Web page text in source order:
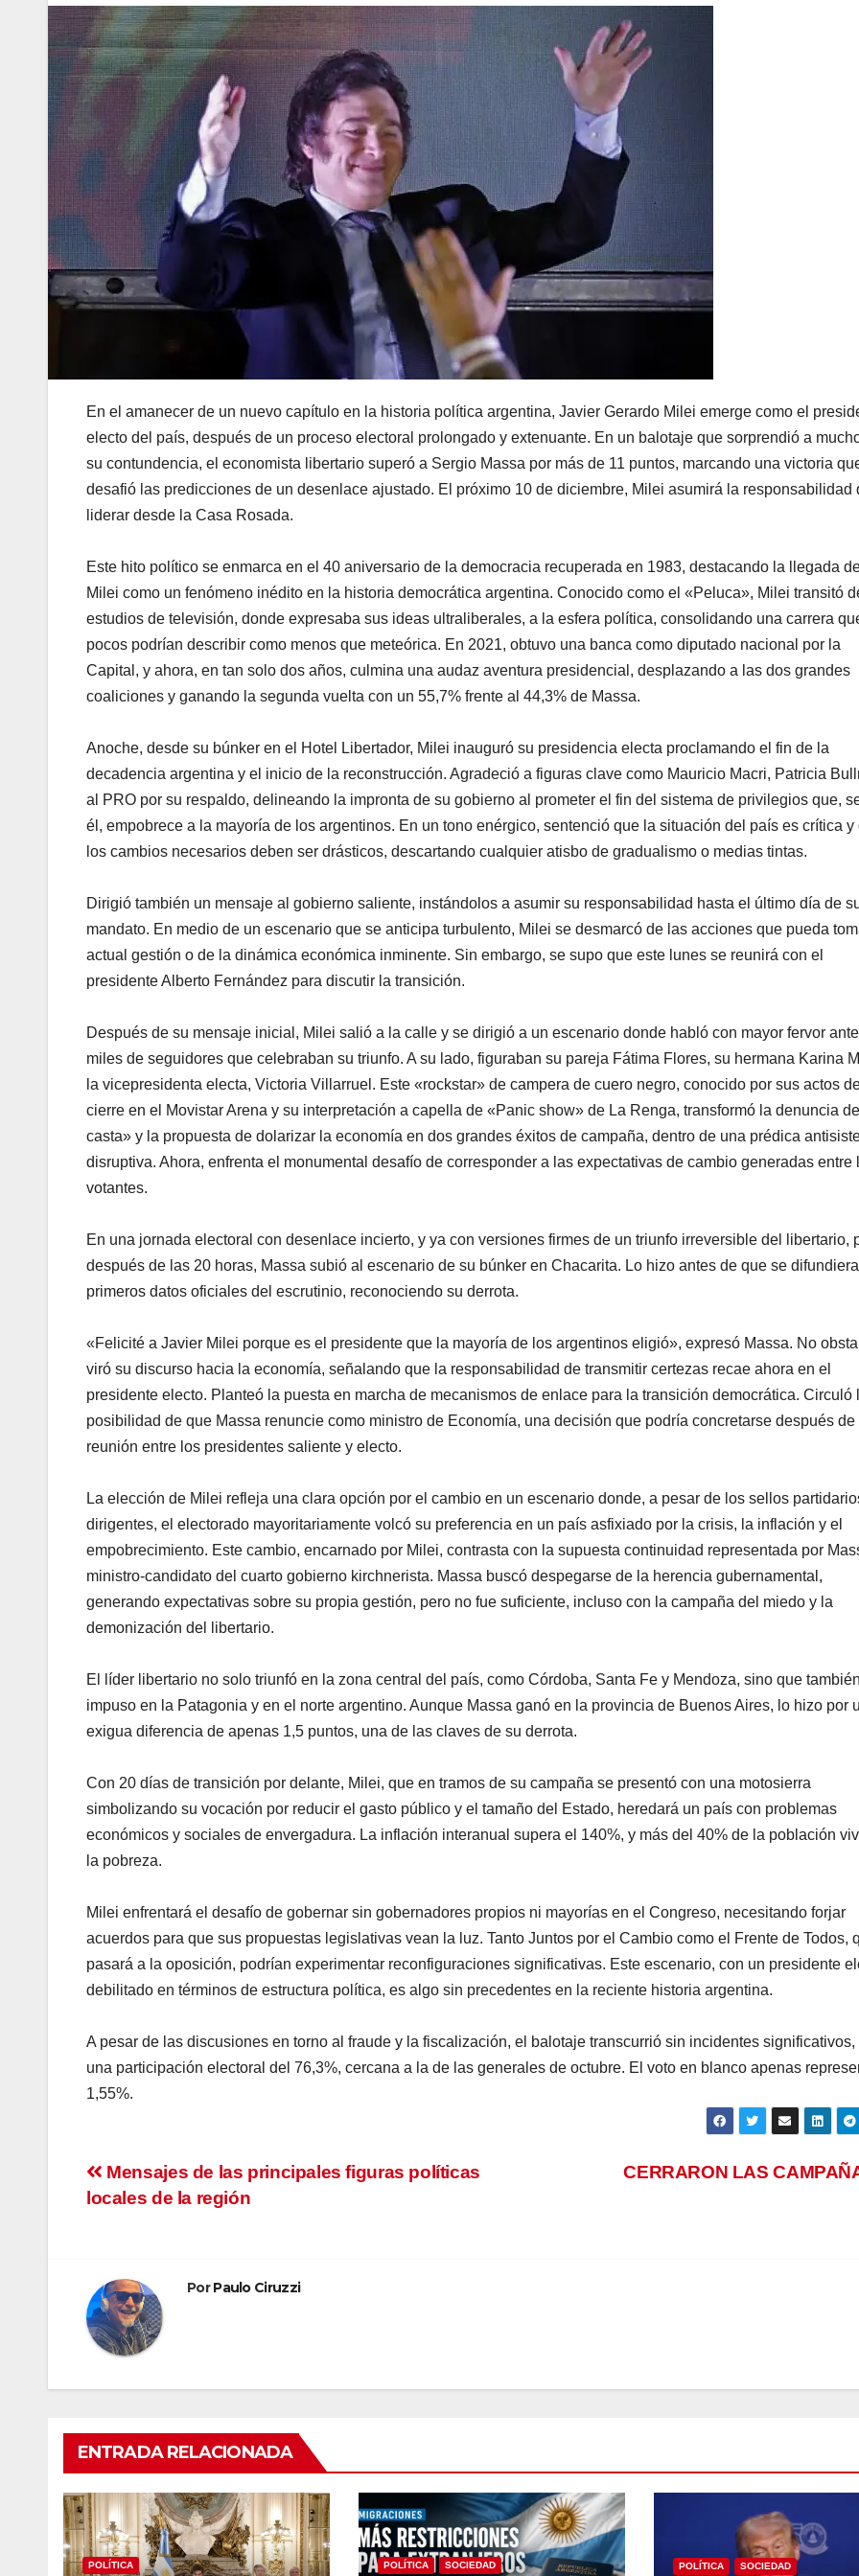
En el amanecer de un nuevo capítulo en la historia política argentina, Javier Gerardo Milei emerge como el
electo del país, después de un proceso electoral prolongado y extenuante. En un balotaje que sorprendió a
su contundencia, el economista libertario superó a Sergio Massa por más de 11 puntos, marcando una victoria
desafió las predicciones de un desenlace ajustado. El próximo 10 de diciembre, Milei asumirá la responsabilidad
liderar desde la Casa Rosada.
Este hito político se enmarca en el 40 aniversario de la democracia recuperada en 1983, destacando la llegada
Milei como un fenómeno inédito en la historia democrática argentina. Conocido como el «Peluca», Milei transitó
estudios de televisión, donde expresaba sus ideas ultraliberales, a la esfera política, consolidando una carrera
pocos podrían describir como menos que meteórica. En 2021, obtuvo una banca como diputado nacional por la
Capital, y ahora, en tan solo dos años, culmina una audaz aventura presidencial, desplazando a las dos grandes
coaliciones y ganando la segunda vuelta con un 55,7% frente al 44,3% de Massa.
Anoche, desde su búnker en el Hotel Libertador, Milei inauguró su presidencia electa proclamando el fin de la
decadencia argentina y el inicio de la reconstrucción. Agradeció a figuras clave como Mauricio Macri, Patricia
al PRO por su respaldo, delineando la impronta de su gobierno al prometer el fin del sistema de privilegios que,
él, empobrece a la mayoría de los argentinos. En un tono enérgico, sentenció que la situación del país es crítica y
los cambios necesarios deben ser drásticos, descartando cualquier atisbo de gradualismo o medias tintas.
Dirigió también un mensaje al gobierno saliente, instándolos a asumir su responsabilidad hasta el último día de
mandato. En medio de un escenario que se anticipa turbulento, Milei se desmarcó de las acciones que pueda
actual gestión o de la dinámica económica inminente. Sin embargo, se supo que este lunes se reunirá con el
presidente Alberto Fernández para discutir la transición.
Después de su mensaje inicial, Milei salió a la calle y se dirigió a un escenario donde habló con mayor fervor ante
miles de seguidores que celebraban su triunfo. A su lado, figuraban su pareja Fátima Flores, su hermana Karina
la vicepresidenta electa, Victoria Villarruel. Este «rockstar» de campera de cuero negro, conocido por sus actos
cierre en el Movistar Arena y su interpretación a capella de «Panic show» de La Renga, transformó la denuncia
casta» y la propuesta de dolarizar la economía en dos grandes éxitos de campaña, dentro de una prédica
disruptiva. Ahora, enfrenta el monumental desafío de corresponder a las expectativas de cambio generadas entre
votantes.
En una jornada electoral con desenlace incierto, y ya con versiones firmes de un triunfo irreversible del libertario,
después de las 20 horas, Massa subió al escenario de su búnker en Chacarita. Lo hizo antes de que se
primeros datos oficiales del escrutinio, reconociendo su derrota.
«Felicité a Javier Milei porque es el presidente que la mayoría de los argentinos eligió», expresó Massa. No
viró su discurso hacia la economía, señalando que la responsabilidad de transmitir certezas recae ahora en el
presidente electo. Planteó la puesta en marcha de mecanismos de enlace para la transición democrática. Circuló
posibilidad de que Massa renuncie como ministro de Economía, una decisión que podría concretarse después de
reunión entre los presidentes saliente y electo.
La elección de Milei refleja una clara opción por el cambio en un escenario donde, a pesar de los sellos
dirigentes, el electorado mayoritariamente volcó su preferencia en un país asfixiado por la crisis, la inflación y el
empobrecimiento. Este cambio, encarnado por Milei, contrasta con la supuesta continuidad representada por
ministro-candidato del cuarto gobierno kirchnerista. Massa buscó despegarse de la herencia gubernamental,
generando expectativas sobre su propia gestión, pero no fue suficiente, incluso con la campaña del miedo y la
demonización del libertario.
El líder libertario no solo triunfó en la zona central del país, como Córdoba, Santa Fe y Mendoza, sino que
impuso en la Patagonia y en el norte argentino. Aunque Massa ganó en la provincia de Buenos Aires, lo hizo por
exigua diferencia de apenas 1,5 puntos, una de las claves de su derrota.
Con 20 días de transición por delante, Milei, que en tramos de su campaña se presentó con una motosierra
simbolizando su vocación por reducir el gasto público y el tamaño del Estado, heredará un país con problemas
económicos y sociales de envergadura. La inflación interanual supera el 140%, y más del 40% de la población
la pobreza.
Milei enfrentará el desafío de gobernar sin gobernadores propios ni mayorías en el Congreso, necesitando forjar
acuerdos para que sus propuestas legislativas vean la luz. Tanto Juntos por el Cambio como el Frente de Todos,
pasará a la oposición, podrían experimentar reconfiguraciones significativas. Este escenario, con un presidente
debilitado en términos de estructura política, es algo sin precedentes en la reciente historia argentina.
A pesar de las discusiones en torno al fraude y la fiscalización, el balotaje transcurrió sin incidentes significativos,
una participación electoral del 76,3%, cercana a la de las generales de octubre. El voto en blanco apenas
1,55%.
Navegación
CERRARON LAS
Mensajes de las principales figuras políticas
locales de la región
PorPaulo Ciruzzi
ENTRADA RELACIONADA
POLÍTICA POLÍTICA SOCIEDAD POLÍTICA SOCIEDAD